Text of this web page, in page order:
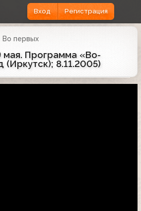
Вход Регистрация
Во первых
мая. Программа «Во-
(Иркутск); 8.11.2005)